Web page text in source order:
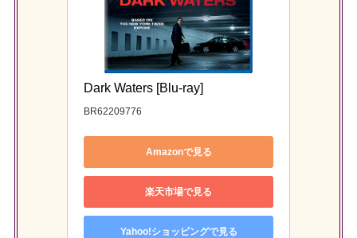
Dark Waters [Blu-ray]
BR62209776
Amazonで見る
楽天市場で見る
Yahoo!ショッピングで見る